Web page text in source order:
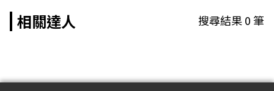
相關達人 搜尋結果0筆